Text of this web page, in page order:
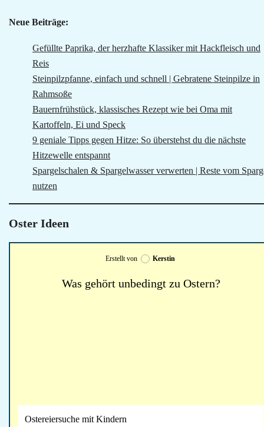
Neue Beiträge:
Gefüllte Paprika, der herzhafte Klassiker mit Hackfleisch und
Reis
Steinpilzpfanne, einfach und schnell | Gebratene Steinpilze in
Rahmsoße
Bauernfrühstück, klassisches Rezept wie bei Oma mit
Kartoffeln, Ei und Speck
9 geniale Tipps gegen Hitze: So überstehst du die nächste
Hitzewelle entspannt
Spargelschalen & Spargelwasser verwerten | Reste vom
nutzen
Oster Ideen
Erstellt von Kerstin
Was gehört unbedingt zu Ostern?
Ostereiersuche mit Kindern